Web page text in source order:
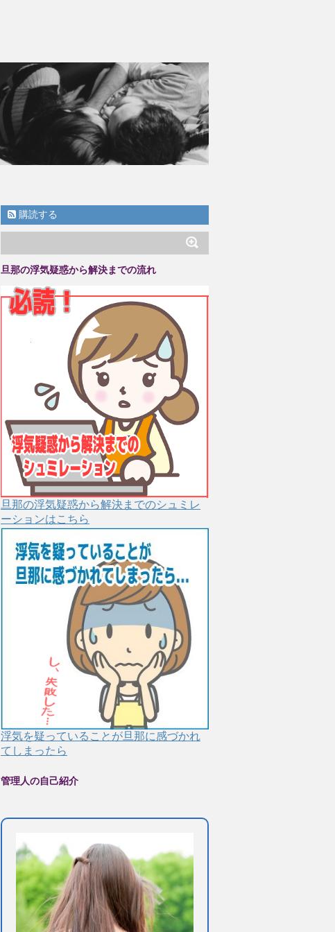
購読する
旦那の浮気疑惑から解決までの流れ
旦那の浮気疑惑から解決までのシュミレ
ーションはこちら
浮気を疑っていることが旦那に感づかれ
てしまったら
管理人の自己紹介